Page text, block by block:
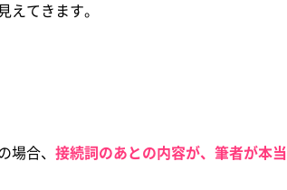
てきます。
場合、 接続詞のあとの内容が、筆者が本当